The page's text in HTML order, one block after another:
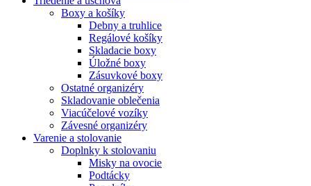
Boxy a košíky
Debny a truhlice
Regálové košíky
Skladacie boxy
Úložné boxy
Zásuvkové boxy
Ostatné organizéry
Skladovanie oblečenia
Viacúčelové vozíky
Závesné organizéry
Varenie a stolovanie
Doplnky k stolovaniu
Misky na ovocie
Podtácky